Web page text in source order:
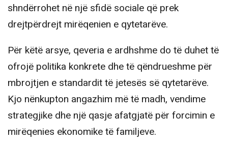
shndërrohet në një sfidë sociale që prek
drejtpërdrejt mirëqenien e qytetarëve.
Për këtë arsye, qeveria e ardhshme do të duhet të
ofrojë politika konkrete dhe të qëndrueshme për
mbrojtjen e standardit të jetesës së qytetarëve.
Kjo nënkupton angazhim më të madh, vendime
strategjike dhe një qasje afatgjatë për forcimin e
mirëqenies ekonomike të familjeve.